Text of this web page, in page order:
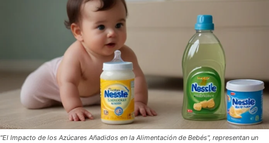
"El Impacto de los Azúcares Añadidos en la Alimentación de Bebés", representan un